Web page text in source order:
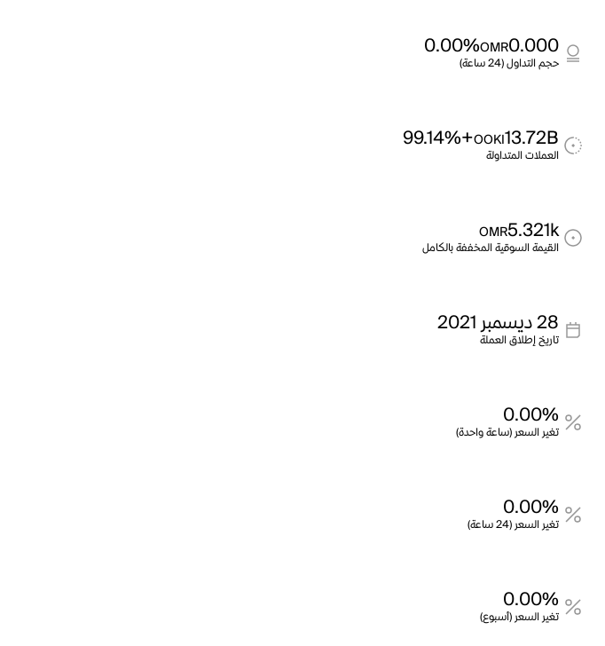
0.000
OMR
0.00%
حجم التداول (24 ساعة)
13.72B
OOKI
+99.14%
العملات المتداولة
5.321k
OMR
القيمة السوقية المخففة بالكامل
28 ديسمبر 2021
تاريخ إطلاق العملة
0.00%
تغير السعر (ساعة واحدة)
0.00%
تغير السعر (24 ساعة)
0.00%
تغير السعر (أسبوع)